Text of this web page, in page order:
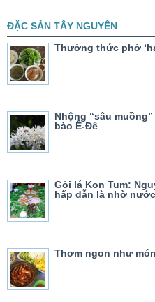
ĐẶC SẢN TÂY NGUYÊN
Thưởng thức phở
Nhộng “sâu
bào Ê-Đê
Gỏi lá Kon Tum:
hấp dẫn là nhờ
Thơm ngon như